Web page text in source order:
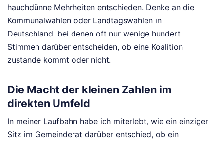
hauchdünne Mehrheiten entschieden. Denke an die
Kommunalwahlen oder Landtagswahlen in
Deutschland, bei denen oft nur wenige hundert
Stimmen darüber entscheiden, ob eine Koalition
zustande kommt oder nicht.
Die Macht der kleinen Zahlen im
direkten Umfeld
In meiner Laufbahn habe ich miterlebt, wie ein einziger
Sitz im Gemeinderat darüber entschied, ob ein